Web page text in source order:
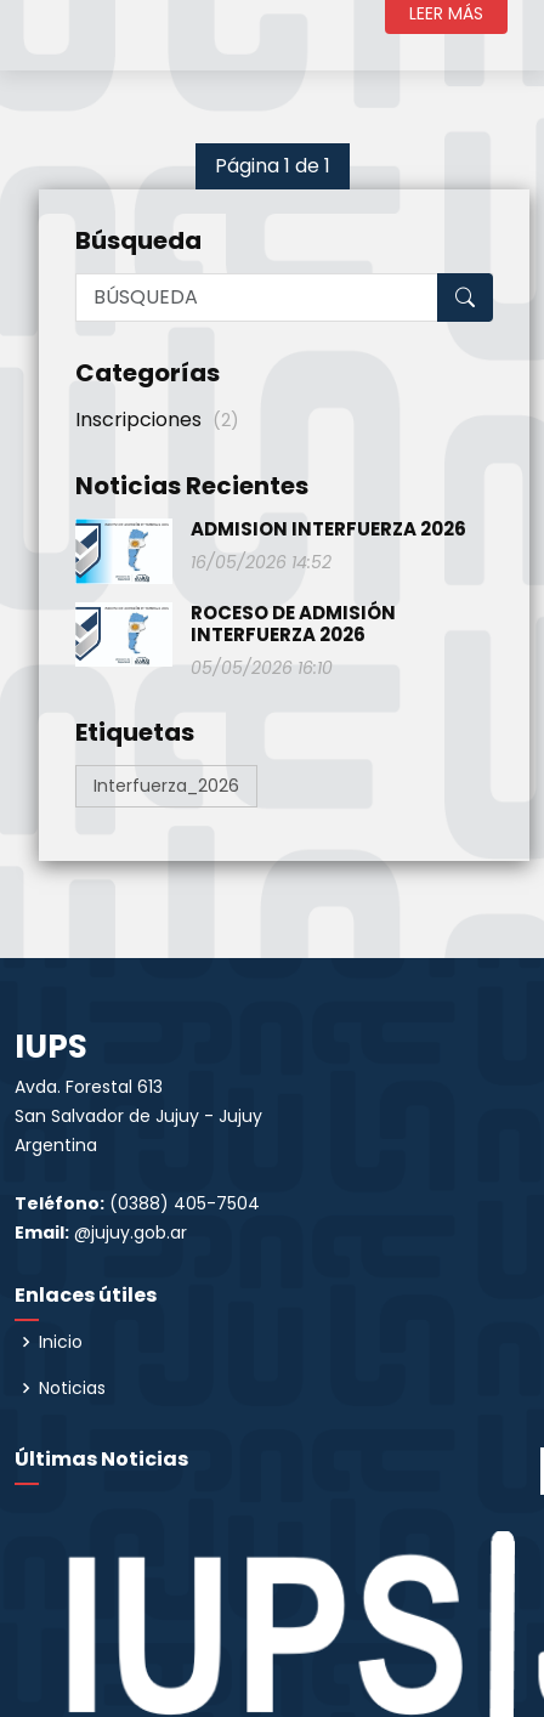
LEER MÁS
Página 1 de 1
Búsqueda
Categorías
Inscripciones (2)
Noticias Recientes
ADMISION INTERFUERZA 2026
16/05/2026 14:52
ROCESO DE ADMISIÓN
INTERFUERZA 2026
05/05/2026 16:10
Etiquetas
Interfuerza_2026
IUPS
Avda. Forestal 613
San Salvador de Jujuy - Jujuy
Argentina
Teléfono: (0388) 405-7504
Email: @jujuy.gob.ar
Enlaces útiles
Inicio
Noticias
Últimas Noticias